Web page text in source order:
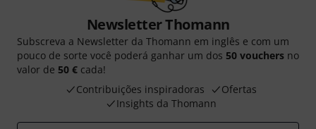
Newsletter Thomann
Subscreva a Newsletter da Thomann em inglês e com um
pouco de sorte você poderá ganhar um dos 50 vouchers no
valor de 50 € cada!
Contribuições inspiradoras
Ofertas
Insights da Thomann